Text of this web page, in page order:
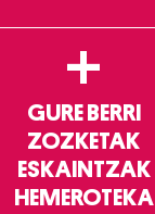
+
GURE BERRI
ZOZKETAK
ESKAINTZAK
HEMEROTEKA